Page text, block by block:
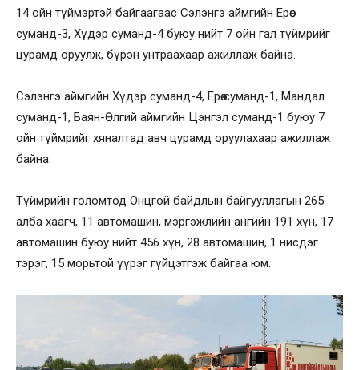
14 ойн түймэртэй байгаагаас Сэлэнгэ аймгийн Ерөө
суманд-3, Хүдэр суманд-4 буюу нийт 7 ойн гал түймрийг
цурамд оруулж, бүрэн унтраахаар ажиллаж байна.
Сэлэнгэ аймгийн Хүдэр суманд-4, Ерөө суманд-1, Мандал
суманд-1, Баян-Өлгий аймгийн Цэнгэл суманд-1 буюу 7
ойн түймрийг хяналтад авч цурамд оруулахаар ажиллаж
байна.
Түймрийн голомтод Онцгой байдлын байгууллагын 265
алба хаагч, 11 автомашин, мэргэжлийн ангийн 191 хүн, 17
автомашин буюу нийт 456 хүн, 28 автомашин, 1 нисдэг
тэрэг, 15 морьтой үүрэг гүйцэтгэж байгаа юм.